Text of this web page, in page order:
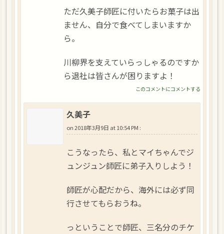
ただ久美子師匠に付いたらお菓子は出
ません、自分で食べてしまいますか
ら。
川柳界を支えていらっしゃるのですか
ら退社は皆さんが困りますよ！
このコメントにコメントする
久美子
on2018年3月9日 at 10:54 PM :
こうなったら、私とマイちゃんでジ
ュンジュン師匠に弟子入りしよう！
師匠が心配だから、海外には必ず同
行させてもらおうね。
っということで師匠、三名分のチケ